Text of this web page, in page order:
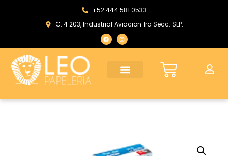
+52 444 581 0533
C. 4 203, Industrial Aviacion 1ra Secc. SLP.